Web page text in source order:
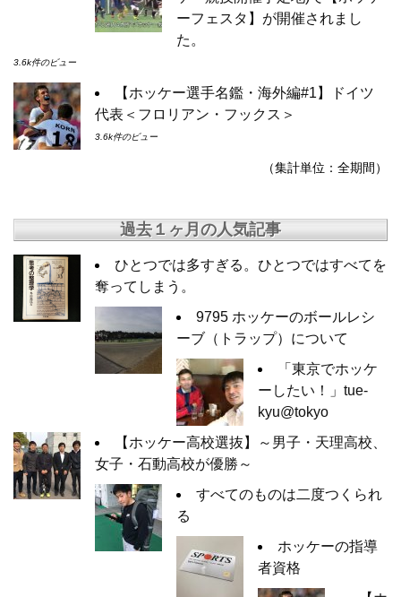
ーフェスタ】が開催されまし
た。
3.6k件のビュー
【ホッケー選手名鑑・海外編#1】ドイツ
代表＜フロリアン・フックス＞
3.6k件のビュー
（集計単位：全期間）
過去１ヶ月の人気記事
ひとつでは多すぎる。ひとつではすべてを
奪ってしまう。
9795 ホッケーのボールレシ
ーブ（トラップ）について
「東京でホッケ
ーしたい！」tue-
kyu@tokyo
【ホッケー高校選抜】～男子・天理高校、
女子・石動高校が優勝～
すべてのものは二度つくられ
る
ホッケーの指導
者資格